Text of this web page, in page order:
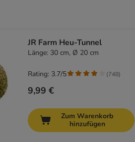
JR Farm Heu-Tunnel
Länge: 30 cm, Ø 20 cm
9,99 €
Rating: 3.7/5 (748)
Zum Warenkorb
hinzufügen